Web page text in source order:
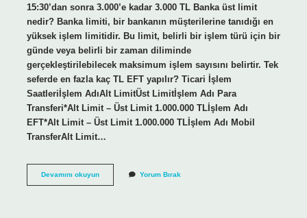
15:30’dan sonra 3.000’e kadar 3.000 TL Banka üst limit
nedir? Banka limiti, bir bankanın müşterilerine tanıdığı en
yüksek işlem limitidir. Bu limit, belirli bir işlem türü için bir
günde veya belirli bir zaman diliminde
gerçekleştirilebilecek maksimum işlem sayısını belirtir. Tek
seferde en fazla kaç TL EFT yapılır? Ticari İşlem
Saatleriİşlem AdıAlt LimitÜst Limitİşlem Adı Para
Transferi*Alt Limit – Üst Limit 1.000.000 TLİşlem Adı
EFT*Alt Limit – Üst Limit 1.000.000 TLİşlem Adı Mobil
TransferAlt Limit…
Devamını okuyunEft
Yorum Bırak